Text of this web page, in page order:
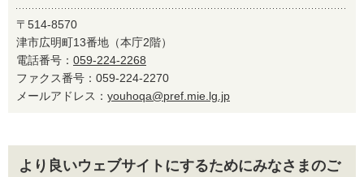
〒514-8570
津市広明町13番地（本庁2階）
電話番号： 059-224-2268
ファクス番号：059-224-2270
メールアドレス： youhoqa@pref.mie.lg.jp
より良いウェブサイトにするためにみなさまのご